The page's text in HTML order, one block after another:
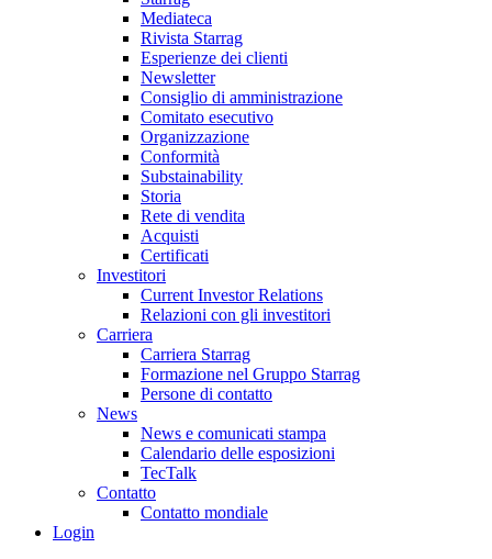
Mediateca
Rivista Starrag
Esperienze dei clienti
Newsletter
Consiglio di amministrazione
Comitato esecutivo
Organizzazione
Conformità
Substainability
Storia
Rete di vendita
Acquisti
Certificati
Investitori
Current Investor Relations
Relazioni con gli investitori
Carriera
Carriera Starrag
Formazione nel Gruppo Starrag
Persone di contatto
News
News e comunicati stampa
Calendario delle esposizioni
TecTalk
Contatto
Contatto mondiale
Login